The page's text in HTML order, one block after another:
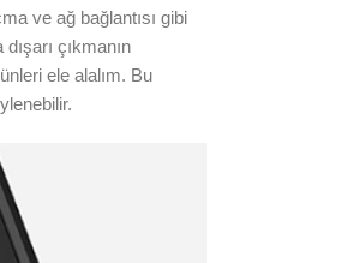
ve ağ bağlantısı gibi
çıkmanın
ele alalım. Bu